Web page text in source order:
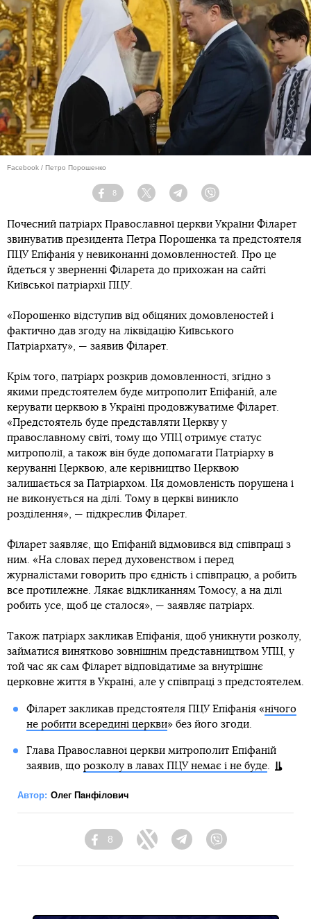
Facebook / Петро Порошенко
Facebook
8
Twitter TelegramViber
Почесний патріарх Православної церкви України Філарет
звинуватив президента Петра Порошенка та предстоятеля
ПЦУ Епіфанія у невиконанні домовленностей. Про це
йдеться у зверненні Філарета до прихожан на сайті
Київської патріархії ПЦУ.
«Порошенко відступив від обіцяних домовленостей і
фактично дав згоду на ліквідацію Київського
Патріархату», — заявив Філарет.
Крім того, патріарх розкрив домовленності, згідно з
якими предстоятелем буде митрополит Епіфаній, але
керувати церквою в Україні продовжуватиме Філарет.
«Предстоятель буде представляти Церкву у
православному світі, тому що УПЦ отримує статус
митрополії, а також він буде допомагати Патріарху в
керуванні Церквою, але керівництво Церквою
залишається за Патріархом. Ця домовленість порушена і
не виконується на ділі. Тому в церкві виникло
розділення», — підкреслив Філарет.
Філарет заявляє, що Епіфаній відмовився від співпраці з
ним. «На словах перед духовенством і перед
журналістами говорить про єдність і співпрацю, а робить
все протилежне. Лякає відкликанням Томосу, а на ділі
робить усе, щоб це сталося», — заявляє патріарх.
Також патріарх закликав Епіфанія, щоб уникнути розколу,
займатися винятково зовнішнім представництвом УПЦ, у
той час як сам Філарет відповідатиме за внутрішнє
церковне життя в Україні, але у співпраці з предстоятелем.
Філарет закликав предстоятеля ПЦУ Епіфанія «нічого
не робити всередині церкви» без його згоди.
Глава Православної церкви митрополит Епіфаній
заявив, що розколу в лавах ПЦУ немає і не буде.
Автор: Олег Панфілович
Facebook
8
Twitter Telegram